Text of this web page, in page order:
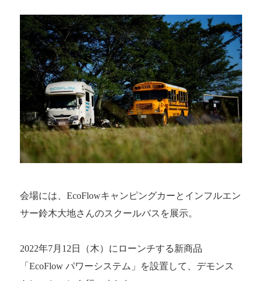
会場には、EcoFlowキャンピングカーとインフルエン
サー鈴木大地さんのスクールバスを展示。
2022年7月12日（木）にローンチする新商品
「EcoFlow パワーシステム」を設置して、デモンス